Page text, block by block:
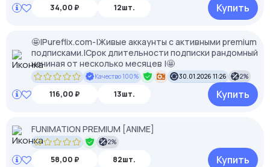
34,00 ₽ 12шт. Купить
🤩|Pureflix.com-|Живые аккаунты с активными premium
подписками.|Срок длительности подписки рандомный
начиная от несколько месяцев |🤩
Качество 100% 30.01.2026 11:26 2%
116,00 ₽ 13шт. Купить
FUNIMATION PREMIUM [ANIME]
2%
58,00 ₽ 82шт. Купить